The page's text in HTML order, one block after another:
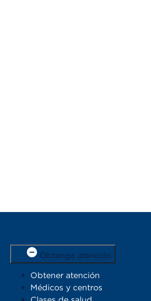
Obtenga atención
Obtener atención
Médicos y centros